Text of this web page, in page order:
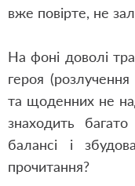
вже повірте, не
На фоні доволі
героя
та щоденних не
знаходить
балансі і
прочитання?